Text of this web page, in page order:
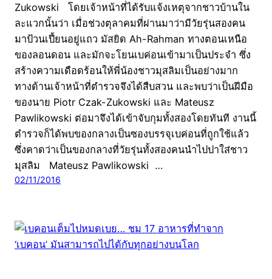
Zukowski โดยเจ้าหน้าที่ได้รับแจ้งเหตุจากชาวบ้านใน
ละแวกนั้นว่า เมื่อช่วงตุลาคมที่ผ่านมาว่ามีวัยรุ่นสองคน
มาป้วนเปี้ยนอยู่แถว มัสยิด Ah-Rahman ทางตอนเหนือ
ของลอนดอน และมักจะโยนเบค่อนเข้ามาเป็นประจำ ซึ่ง
สร้างความเดือดร้อนให้พี่น้องชาวมุสลิมเป็นอย่างมาก
ทางด้านเจ้าหน้าที่ตำรวจจึงได้สืบสวน และพบว่าเป็นฝีมือ
ของนาย Piotr Czak-Zukowski และ Mateusz
Pawlikowski ต่อมาจึงได้เข้าจับกุมทั้งสองโดยทันที งานนี้
ตำรวจก็ได้พบของกลางเป็นซองบรรจุเบค่อนที่ถูกใช้แล้ว
ซึ่งคาดว่าเป็นของกลางที่วัยรุ่นทั้งสองคนนำไปปาใส่ชาว
มุสลิม Mateusz Pawlikowski …
02/11/2016